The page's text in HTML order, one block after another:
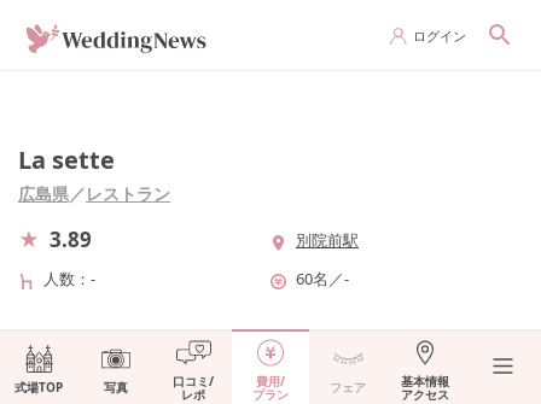
ログイン
La sette
広島県／レストラン
3.89
別院前駅
人数
- 60名 ／-
式場TOP 写真 口コミ/
レポ
費用/
プラン フェア 基本情報
アクセス